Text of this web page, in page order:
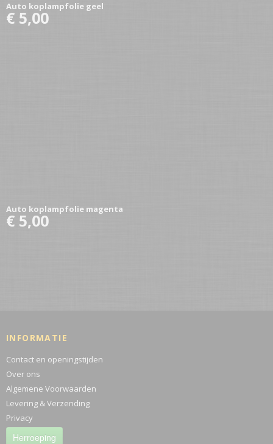
Auto koplampfolie geel
€ 5,00
Auto koplampfolie magenta
€ 5,00
INFORMATIE
Contact en openingstijden
Over ons
Algemene Voorwaarden
Levering & Verzending
Privacy
Herroeping